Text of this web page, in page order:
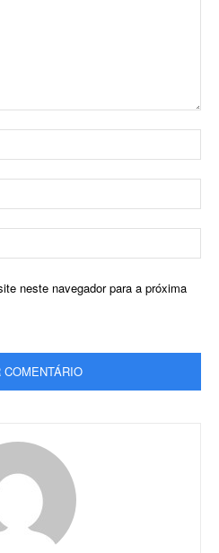
neste navegador para a próxima